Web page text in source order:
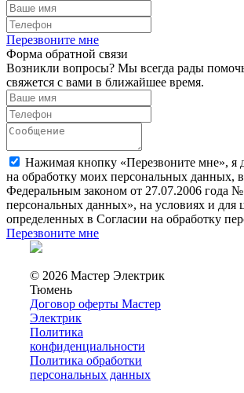
Перезвоните мне
Форма обратной связи
Возникли вопросы? Мы всегда рады
свяжется с вами в ближайшее время.
Нажимая кнопку «Перезвоните мне», я
на обработку моих персональных данных, в
Федеральным законом от 27.07.2006 года
персональных данных», на условиях и для
определенных в Согласии на обработку
Перезвоните мне
© 2026 Мастер Электрик
Тюмень
Договор оферты Мастер
Электрик
Политика
конфиденциальности
Политика обработки
персональных данных